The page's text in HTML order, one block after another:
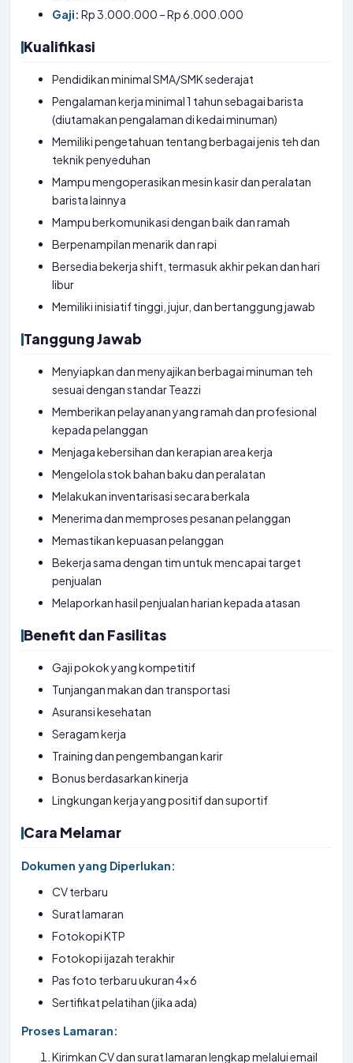
Gaji: Rp 3.000.000 – Rp 6.000.000
Kualifikasi
Pendidikan minimal SMA/SMK sederajat
Pengalaman kerja minimal 1 tahun sebagai barista
(diutamakan pengalaman di kedai minuman)
Memiliki pengetahuan tentang berbagai jenis teh dan
teknik penyeduhan
Mampu mengoperasikan mesin kasir dan peralatan
barista lainnya
Mampu berkomunikasi dengan baik dan ramah
Berpenampilan menarik dan rapi
Bersedia bekerja shift, termasuk akhir pekan dan hari
libur
Memiliki inisiatif tinggi, jujur, dan bertanggung jawab
Tanggung Jawab
Menyiapkan dan menyajikan berbagai minuman teh
sesuai dengan standar Teazzi
Memberikan pelayanan yang ramah dan profesional
kepada pelanggan
Menjaga kebersihan dan kerapian area kerja
Mengelola stok bahan baku dan peralatan
Melakukan inventarisasi secara berkala
Menerima dan memproses pesanan pelanggan
Memastikan kepuasan pelanggan
Bekerja sama dengan tim untuk mencapai target
penjualan
Melaporkan hasil penjualan harian kepada atasan
Benefit dan Fasilitas
Gaji pokok yang kompetitif
Tunjangan makan dan transportasi
Asuransi kesehatan
Seragam kerja
Training dan pengembangan karir
Bonus berdasarkan kinerja
Lingkungan kerja yang positif dan suportif
Cara Melamar
Dokumen yang Diperlukan:
CV terbaru
Surat lamaran
Fotokopi KTP
Fotokopi ijazah terakhir
Pas foto terbaru ukuran 4×6
Sertifikat pelatihan (jika ada)
Proses Lamaran:
Kirimkan CV dan surat lamaran lengkap melalui email